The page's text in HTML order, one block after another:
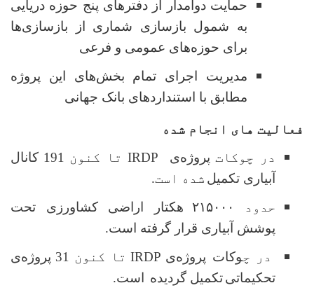
حمایت دوامدار از دفترهای پنج حوزه دریایی
به شمول بازسازی شماری از بازسازی‌ها
برای حوزه‌های عمومی و فرعی
مدیریت اجرای تمام بخش‌های این پروژه
مطابق با استنداردهای بانک جهانی
فعالیت های انجام شده
در چوکات پروژه‌ی IRDP تا کنون 191 کانال
آبیاری تکمیل شده است.
حدود
۲۱۵۰۰۰
هکتار اراضی کشاورزی تحت
پوشش آبیاری قرار گرفته است.
در چوکات پروژه‌ی IRDP تا کنون 31 پروژه‌ی
تحکیماتیتکمیل گردیده است.